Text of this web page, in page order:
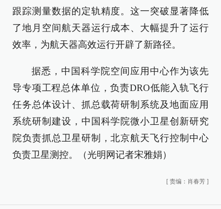
跟踪测量数据的定轨精度。这一突破显著降低
了地月空间航天器运行成本、大幅提升了运行
效率，为航天器高效运行开辟了新路径。
据悉，中国科学院空间应用中心作为该先
导专项工程总体单位，负责DRO低能入轨飞行
任务总体设计、抓总载荷研制系统及地面应用
系统研制建设，中国科学院微小卫星创新研究
院负责抓总卫星研制，北京航天飞行控制中心
负责卫星测控。（光明网记者宋雅娟）
[ 责编：肖春芳 ]